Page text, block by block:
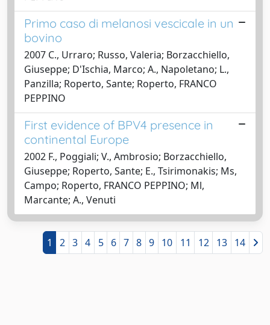
Primo caso di melanosi vescicale in un
bovino
2007 C., Urraro; Russo, Valeria; Borzacchiello,
Giuseppe; D'Ischia, Marco; A., Napoletano; L.,
Panzilla; Roperto, Sante; Roperto, FRANCO
PEPPINO
First evidence of BPV4 presence in
continental Europe
2002 F., Poggiali; V., Ambrosio; Borzacchiello,
Giuseppe; Roperto, Sante; E., Tsirimonakis; Ms,
Campo; Roperto, FRANCO PEPPINO; Ml,
Marcante; A., Venuti
1 2 3 4 5 6 7 8 9 10 11 12 13 14